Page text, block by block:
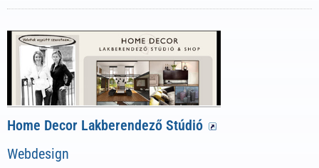
Home Decor Lakberendező Stúdió
Webdesign